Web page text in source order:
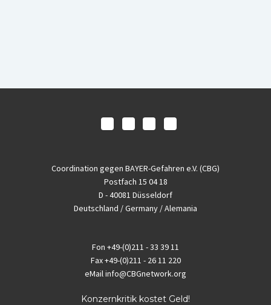
Coordination gegen BAYER-Gefahren e.V. (CBG)
Postfach 15 04 18
D - 40081 Düsseldorf
Deutschland / Germany / Alemania
Fon +49-(0)211 - 33 39 11
Fax+49-(0)211 - 26 11 220
eMailinfo@CBGnetwork.org
Konzernkritik kostet Geld!